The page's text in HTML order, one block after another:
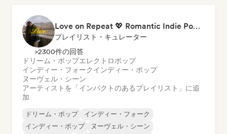
Love on Repeat 💖 Romantic Indie Pop, Neo Soul & Singer-Songwriter
プレイリスト・キュレーター
>2300件の回答
ドリーム・ポップエレクトロポップ
インディー・フォークインディー・ポップ
ヌーヴェル・シーン
アーティストを「インパクトのあるプレイリスト」に追
加
ドリーム・ポップ
インディー・フォーク
インディー・ポップ
ヌーヴェル・シーン